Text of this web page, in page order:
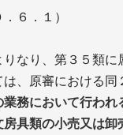
６．１）
なり、第３５類
、原審における
務において行わ
具類の小売又は